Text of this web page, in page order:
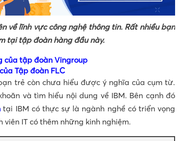
về lĩnh vực công nghệ thông tin. Rất nhiều bạn
tại tập đoàn hàng đầu này.
của tập đoàn Vingroup
Tập đoàn FLC
trẻ còn chưa hiểu được ý nghĩa của cụm từ.
và tìm hiểu nội dung về IBM. Bên cạnh đó
tại IBM có thực sự là ngành nghề có triển vọng
IT có thêm những kinh nghiệm.